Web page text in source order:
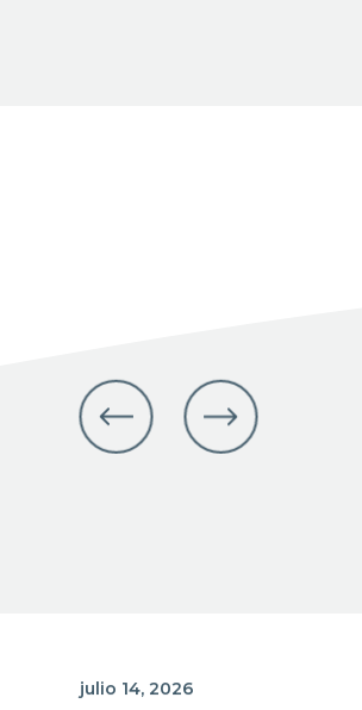
julio 14, 2026